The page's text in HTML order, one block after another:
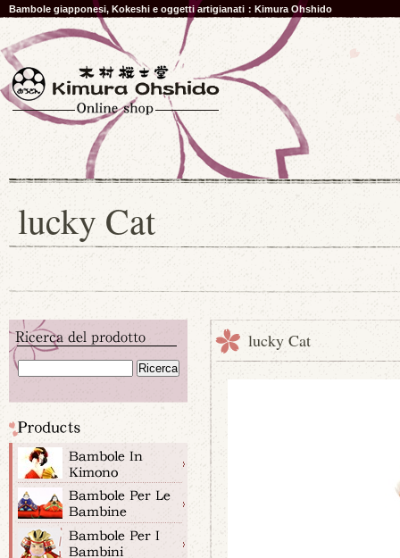
Bambole giapponesi, Kokeshi e oggetti artigianati：Kimura Ohshido
lucky Cat
lucky Cat